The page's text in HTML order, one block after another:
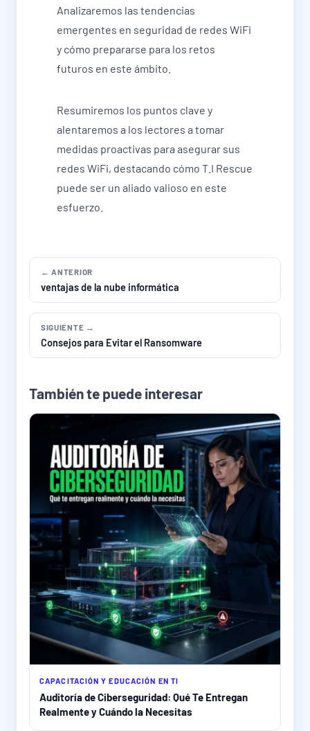
Analizaremos las tendencias
emergentes en seguridad de redes WiFi
y cómo prepararse para los retos
futuros en este ámbito.
Resumiremos los puntos clave y
alentaremos a los lectores a tomar
medidas proactivas para asegurar sus
redes WiFi, destacando cómo T.I Rescue
puede ser un aliado valioso en este
esfuerzo.
← ANTERIOR
ventajas de la nube informática
SIGUIENTE →
Consejos para Evitar el Ransomware
También te puede interesar
CAPACITACIÓN Y EDUCACIÓN EN TI
Auditoría de Ciberseguridad: Qué Te Entregan
Realmente y Cuándo la Necesitas